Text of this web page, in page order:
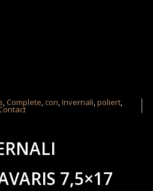
Complete con ,Invernali ,poliert
7,5×17